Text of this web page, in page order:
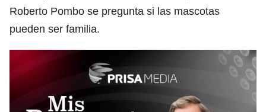
Roberto Pombo se pregunta si las mascotas
pueden ser familia.